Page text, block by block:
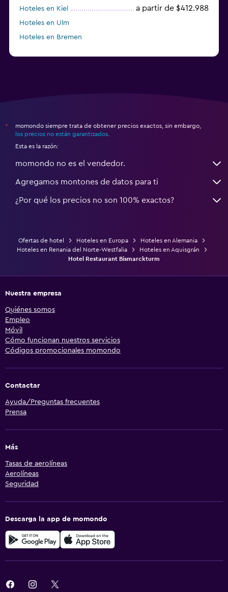
Hoteles en Kiel
a partir de $412.988
Hoteles en Ulm
Hoteles en Bremen
*
momondo siempre trata de obtener precios exactos, sin embargo,
los precios no están garantizados
Esta es la razón:
momondo no es el vendedor.
Agregamos montones de datos para ti
¿Por qué los precios no son 100% exactos?
Ofertas de hotel Hoteles en Europa
Hoteles en Alemania
Hoteles en Renania del Norte-Westfalia
Hoteles en Aquisgrán
Hotel Restaurant Bismarckturm
Nuestra empresa
Quiénes somos
Empleo
Móvil
Cómo funcionan nuestros servicios
Códigos promocionales momondo
Contactar
Ayuda/Preguntas frecuentes
Prensa
Más
Tasas de aerolíneas
Aerolíneas
Seguridad
Descarga la app de momondo